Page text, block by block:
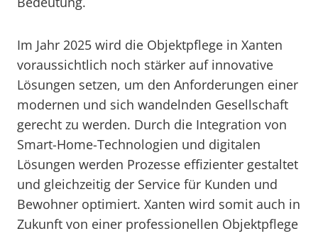
Im Jahr 2025 wird die Objektpflege in Xanten
voraussichtlich noch stärker auf innovative
Lösungen setzen, um den Anforderungen einer
modernen und sich wandelnden Gesellschaft
gerecht zu werden. Durch die Integration von
Smart-Home-Technologien und digitalen
Lösungen werden Prozesse effizienter gestaltet
und gleichzeitig der Service für Kunden und
Bewohner optimiert. Xanten wird somit auch in
Zukunft von einer professionellen Objektpflege